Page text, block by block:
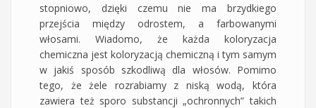
stopniowo, dzięki czemu nie ma brzydkiego
przejścia między odrostem, a farbowanymi
włosami. Wiadomo, że każda koloryzacja
chemiczna jest koloryzacją chemiczną i tym samym
w jakiś sposób szkodliwą dla włosów. Pomimo
tego, że żele rozrabiamy z niską wodą, która
zawiera też sporo substancji „ochronnych” takich